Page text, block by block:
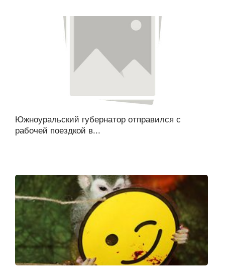
Южноуральский губернатор отправился с
рабочей поездкой в...